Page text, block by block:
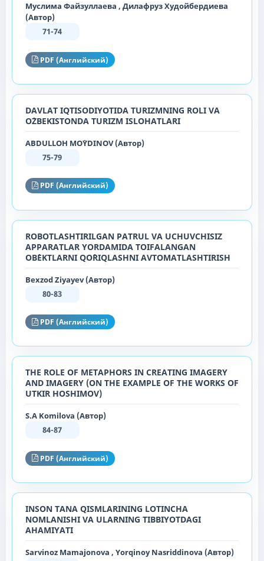
Муслима Файзуллаева , Дилафруз Худойбердиева
(Автор)
71-74
PDF (Английский)
DAVLAT IQTISODIYOTIDA TURIZMNING ROLI VA
O`ZBEKISTONDA TURIZM ISLOHATLARI
ABDULLOH MO`YDINOV (Автор)
75-79
PDF (Английский)
ROBOTLASHTIRILGAN PATRUL VA UCHUVCHISIZ
APPARATLAR YORDAMIDA TOIFALANGAN
OB`EKTLARNI QO`RIQLASHNI AVTOMATLASHTIRISH
Bexzod Ziyayev (Автор)
80-83
PDF (Английский)
THE ROLE OF METAPHORS IN CREATING IMAGERY
AND IMAGERY (ON THE EXAMPLE OF THE WORKS OF
UTKIR HOSHIMOV)
S.A Komilova (Автор)
84-87
PDF (Английский)
INSON TANA QISMLARINING LOTINCHA
NOMLANISHI VA ULARNING TIBBIYOTDAGI
AHAMIYATI
Sarvinoz Mamajonova , Yorqinoy Nasriddinova (Автор)